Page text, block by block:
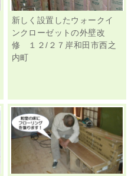
新しく設置したウォークイ
ンクローゼットの外壁改
修 １２/２７岸和田市西之
内町